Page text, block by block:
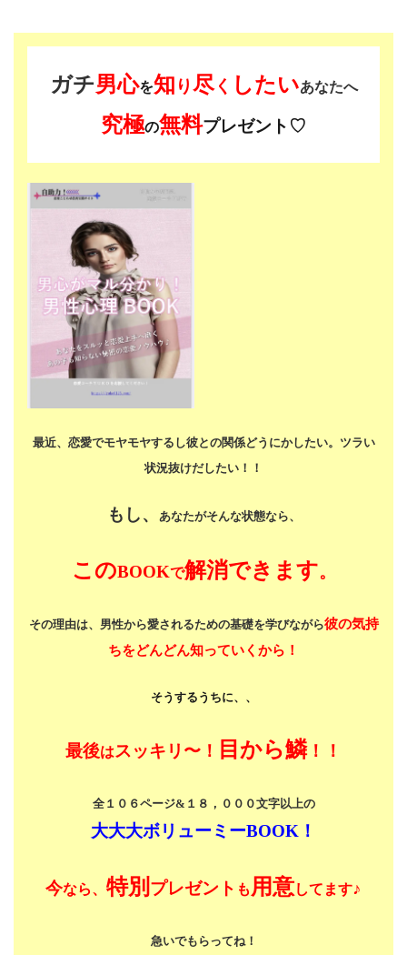
ガチ男心を知 り尽く したいあなたへ
究極の無料プレゼント♡
最近、恋愛でモヤモヤするし彼との関係どうにかしたい。 ツラい
状況抜けだしたい！！
もし、 あなたがそんな状態なら、
このBOOKで解消できます。
その理由は、男性から愛されるための基礎を学びながら彼の気持
ちをどんどん知っていくから！
そうするうちに、、
最後はスッキリ〜！ 目から鱗！！
全１０６ページ&１８，０００文字以上の
大大大ボリューミーBOOK！
今なら、 特別 プレゼント も 用意してます♪
急いでもらってね！